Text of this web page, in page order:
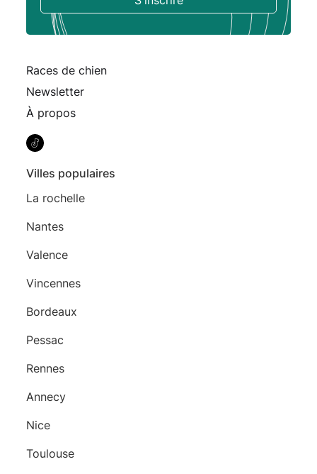
Races de chien
Newsletter
À propos
Villes populaires
La rochelle
Nantes
Valence
Vincennes
Bordeaux
Pessac
Rennes
Annecy
Nice
Toulouse